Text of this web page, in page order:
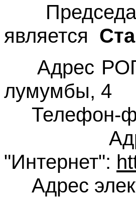
является
Адрес
лумумбы, 4
Телефон-
Адрес
"Интернет":
Адрес